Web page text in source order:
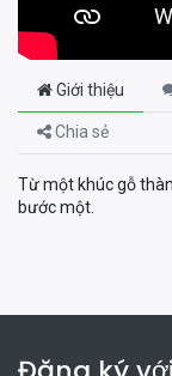
Giới thiệu
Chia sẻ
Từ một khúc gỗ
bước một.